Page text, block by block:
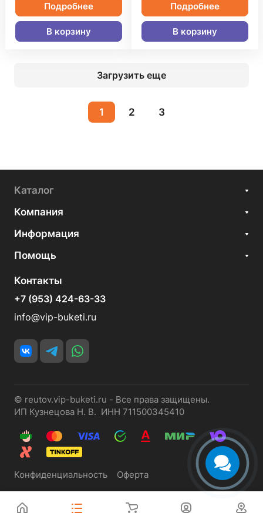
Подробнее
В корзину
Подробнее
В корзину
Загрузить еще
1 2 3
Каталог
Компания
Информация
Помощь
Контакты
+7 (953) 424-63-33
info@vip-buketi.ru
© reutov.vip-buketi.ru - Все права защищены.
ИП Кузнецова Н. В. ИНН 711500345410
Конфиденциальность Оферта